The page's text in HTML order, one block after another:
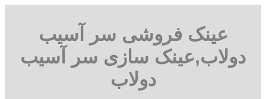
عینک فروشی سر آسیب
دولاب,عینک سازی سر آسیب
دولاب